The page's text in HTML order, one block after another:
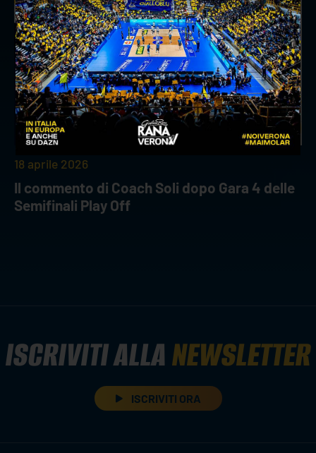
18 aprile 2026
Il commento di Coach Soli dopo Gara 4 delle
Semifinali Play Off
ISCRIVITI ALLANEWSLETTER
ISCRIVITI ORA